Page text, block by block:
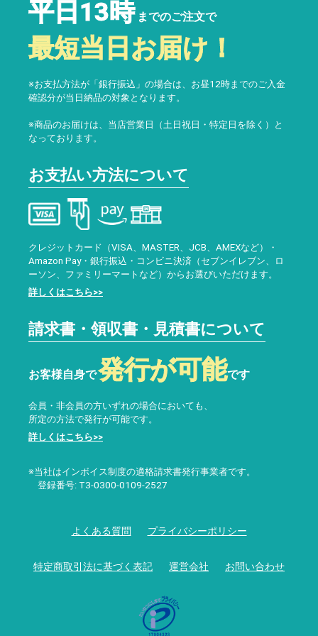
平日13時 までのご注文で
最短当日お届け！
※お支払方法が「銀行振込」の場合は、お昼12時までのご入金
確認分が当日納品の対象となります。
※商品のお届けは、当店営業日（土日祝日・特定日を除く）と
なっております。
お支払い方法について
クレジットカード（VISA、MASTER、JCB、AMEXなど）・
Amazon Pay・銀行振込・コンビニ決済（セブンイレブン、ロ
ーソン、ファミリーマートなど）からお選びいただけます。
詳しくはこちら>>
請求書・領収書・見積書について
お客様自身で発行が可能です
会員・非会員の方いずれの場合においても、
所定の方法で発行が可能です。
詳しくはこちら>>
※当社はインボイス制度の適格請求書発行事業者です。
登録番号: T3-0300-0109-2527
よくある質問 プライバシーポリシー
特定商取引法に基づく表記 運営会社 お問い合わせ